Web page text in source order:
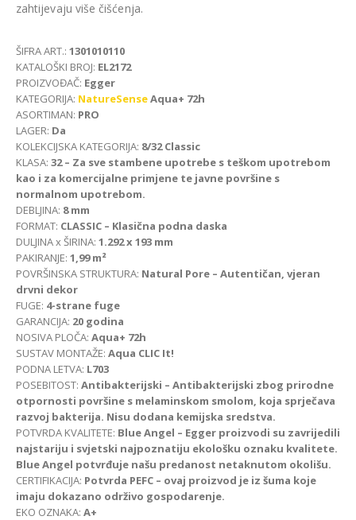
zahtijevaju više čišćenja.
ŠIFRA ART.: 1301010110
KATALOŠKI BROJ: EL2172
PROIZVOĐAČ: Egger
KATEGORIJA: NatureSenseAqua+ 72h
ASORTIMAN: PRO
LAGER: Da
KOLEKCIJSKA KATEGORIJA: 8/32 Classic
KLASA: 32 – Za sve stambene upotrebe s teškom upotrebom
kao i za komercijalne primjene te javne površine s
normalnom upotrebom.
DEBLJINA: 8 mm
FORMAT: CLASSIC – Klasična podna daska
DULJINA x ŠIRINA: 1.292 x 193 mm
PAKIRANJE: 1,99 m²
POVRŠINSKA STRUKTURA: Natural Pore – Autentičan, vjeran
drvni dekor
FUGE: 4-strane fuge
GARANCIJA: 20 godina
NOSIVA PLOČA: Aqua+ 72h
SUSTAV MONTAŽE: Aqua CLIC It!
PODNA LETVA: L703
POSEBITOST: Antibakterijski – Antibakterijski zbog prirodne
otpornosti površine s melaminskom smolom, koja sprječava
razvoj bakterija. Nisu dodana kemijska sredstva.
POTVRDA KVALITETE: Blue Angel – Egger proizvodi su zavrijedili
najstariju i svjetski najpoznatiju ekološku oznaku kvalitete.
Blue Angel potvrđuje našu predanost netaknutom okolišu.
CERTIFIKACIJA: Potvrda PEFC – ovaj proizvod je iz šuma koje
imaju dokazano održivo gospodarenje.
EKO OZNAKA: A+